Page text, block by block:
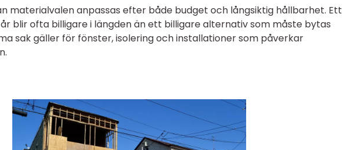
materialvalen anpassas efter både budget och långsiktig hållbarhet. Ett
blir ofta billigare i längden än ett billigare alternativ som måste bytas
sak gäller för fönster, isolering och installationer som påverkar